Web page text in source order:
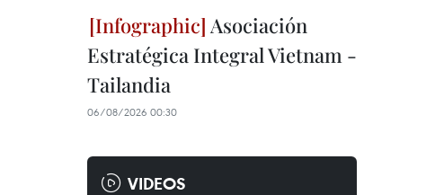
Asociación
Estratégica Integral Vietnam -
Tailandia
06/08/2026 00:30
VIDEOS